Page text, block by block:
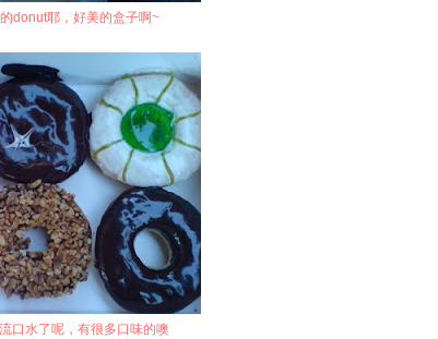
donut耶，好美的盒子啊~
口水了呢，有很多口味的噢